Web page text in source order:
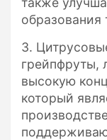
образования
3.
грейпфруты,
высокую
который